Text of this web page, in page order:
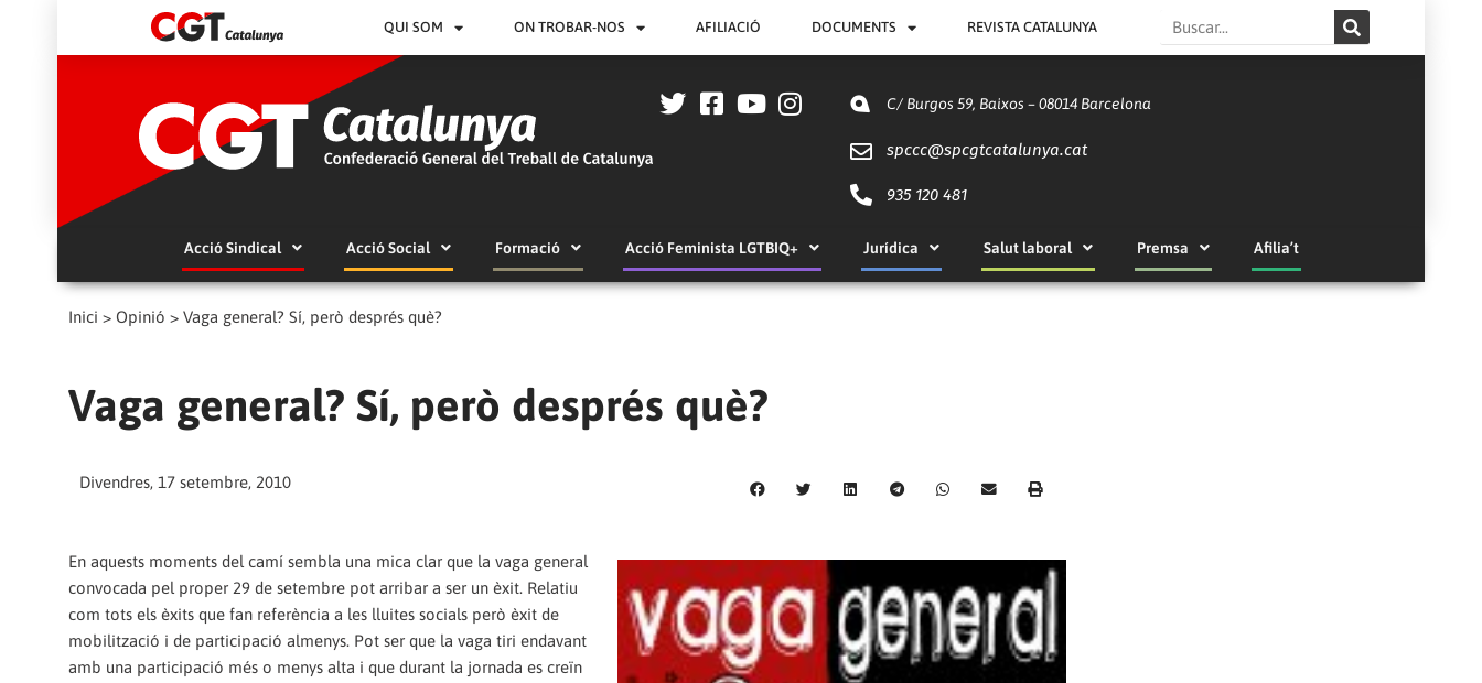
QUI SOM ON TROBAR-NOS AFILIACIÓ DOCUMENTS REVISTA CATALUNYA Search
C/ Burgos 59, Baixos – 08014 Barcelona
spccc@spcgtcatalunya.cat
935 120 481
Acció Sindical Acció Social Formació Acció Feminista LGTBIQ+ Jurídica Salut laboral Premsa Afilia’t
Inici > Opinió > Vaga general? Sí, però després què?
Vaga general? Sí, però després què?
Divendres, 17 setembre, 2010
En aquests moments del camí sembla una mica clar que la vaga general
convocada pel proper 29 de setembre pot arribar a ser un èxit. Relatiu
com tots els èxits que fan referència a les lluites socials però èxit de
mobilització i de participació almenys. Pot ser que la vaga tiri endavant
amb una participació més o menys alta i que durant la jornada es creïn